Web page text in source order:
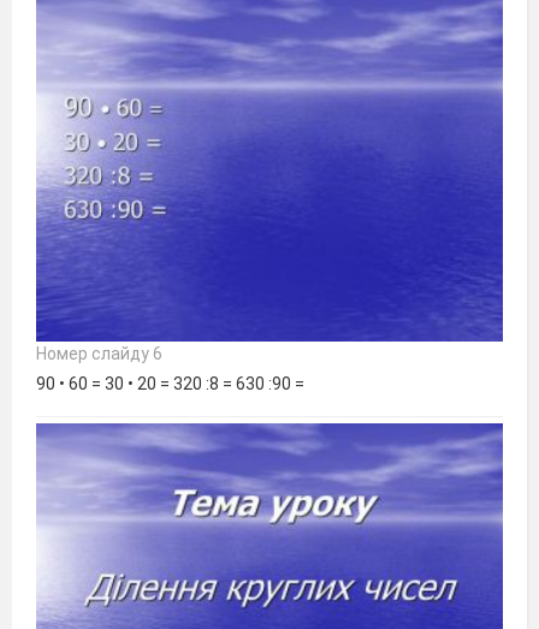
Номер слайду 6
90 • 60 = 30 • 20 = 320 :8 = 630 :90 =